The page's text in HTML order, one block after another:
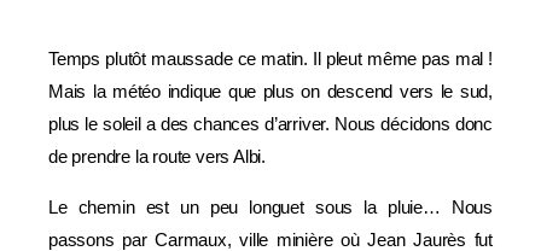
Temps plutôt maussade ce matin. Il pleut même pas mal !
Mais la météo indique que plus on descend vers le sud,
plus le soleil a des chances d’arriver. Nous décidons donc
de prendre la route vers Albi.
Le chemin est un peu longuet sous la pluie… Nous
passons par Carmaux, ville minière où Jean Jaurès fut